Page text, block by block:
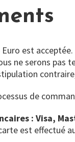
Euro est
ne serons pas
de
: Visa,
est effectué